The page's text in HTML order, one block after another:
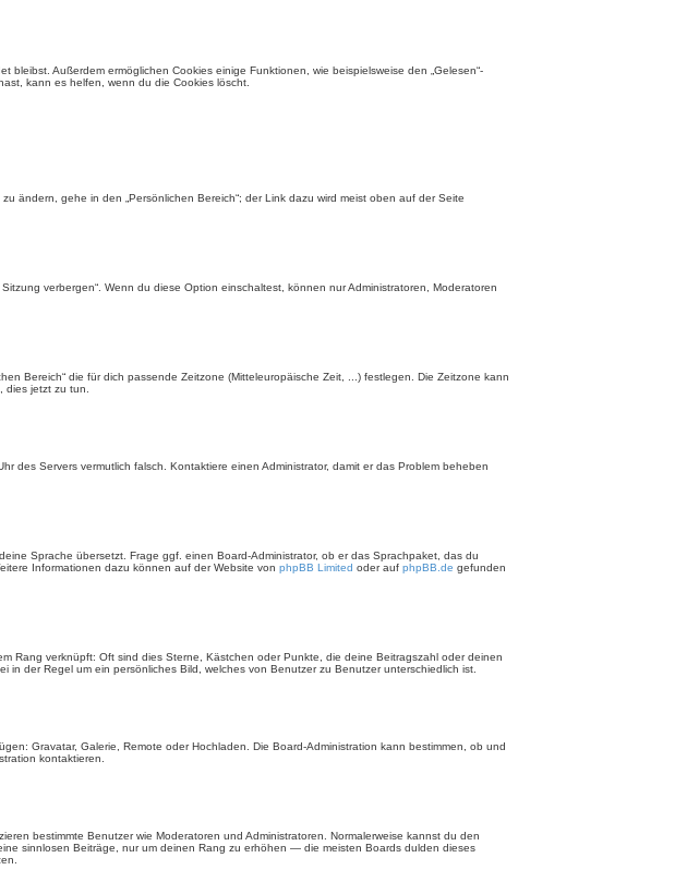
Außerdem ermöglichen Cookies einige Funktionen, wie beispielsweise den „Gelesen“-
kann es helfen, wenn du die Cookies löscht.
ändern, gehe in den „Persönlichen Bereich“; der Link dazu wird meist oben auf der Seite
verbergen“. Wenn du diese Option einschaltest, können nur Administratoren, Moderatoren
Bereich“ die für dich passende Zeitzone (Mitteleuropäische Zeit, ...) festlegen. Die Zeitzone kann
jetzt zu tun.
des Servers vermutlich falsch. Kontaktiere einen Administrator, damit er das Problem beheben
Sprache übersetzt. Frage ggf. einen Board-Administrator, ob er das Sprachpaket, das du
Informationen dazu können auf der Website von phpBB Limited oder auf phpBB.de gefunden
Rang verknüpft: Oft sind dies Sterne, Kästchen oder Punkte, die deine Beitragszahl oder deinen
der Regel um ein persönliches Bild, welches von Benutzer zu Benutzer unterschiedlich ist.
Gravatar, Galerie, Remote oder Hochladen. Die Board-Administration kann bestimmen, ob und
kontaktieren.
bestimmte Benutzer wie Moderatoren und Administratoren. Normalerweise kannst du den
sinnlosen Beiträge, nur um deinen Rang zu erhöhen — die meisten Boards dulden dieses